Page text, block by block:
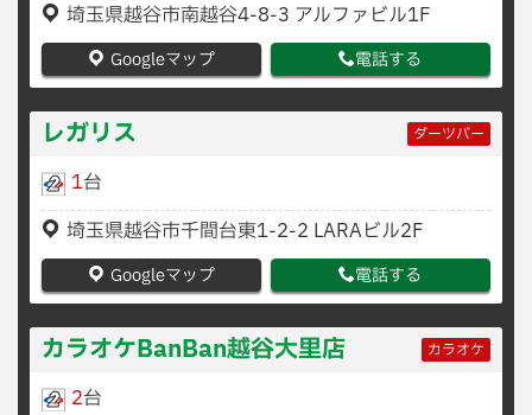
埼玉県越谷市南越谷4-8-3 アルファビル1F
Googleマップ 電話する
レガリス ダーツバー
1台
埼玉県越谷市千間台東1-2-2 LARAビル2F
Googleマップ 電話する
カラオケBanBan越谷大里店 カラオケ
2台